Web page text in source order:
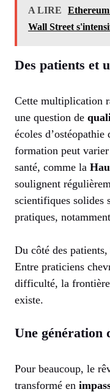
A LIRE
Wall Street
Des patients et
Cette multiplication
une question de
écoles
formation peut
santé, comme la
soulignent
scientifiques solides
pratiques,
Du côté des
Entre praticiens
difficulté, la
existe.
Une génération
Pour beaucoup, le
transformé en